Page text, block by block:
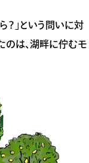
？」という問いに対
のは、湖畔に佇むモ